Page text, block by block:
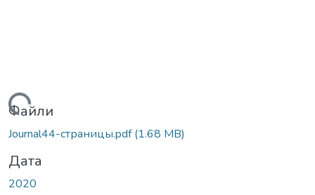
Файли
Journal44-страницы.pdf(1.68 MB)
Дата
2020